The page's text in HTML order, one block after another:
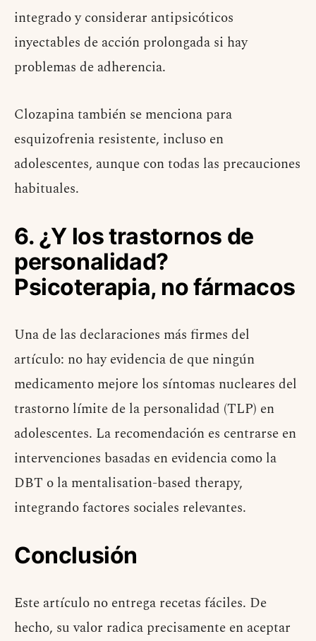
integrado y considerar antipsicóticos
inyectables de acción prolongada si hay
problemas de adherencia.
Clozapina también se menciona para
esquizofrenia resistente, incluso en
adolescentes, aunque con todas las precauciones
habituales.
6. ¿Y los trastornos de
personalidad?
Psicoterapia, no fármacos
Una de las declaraciones más firmes del
artículo: no hay evidencia de que ningún
medicamento mejore los síntomas nucleares del
trastorno límite de la personalidad (TLP) en
adolescentes. La recomendación es centrarse en
intervenciones basadas en evidencia como la
DBT o la mentalisation-based therapy,
integrando factores sociales relevantes.
Conclusión
Este artículo no entrega recetas fáciles. De
hecho, su valor radica precisamente en aceptar